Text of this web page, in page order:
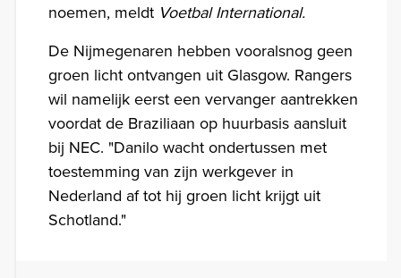
noemen, meldt Voetbal International.
De Nijmegenaren hebben vooralsnog geen
groen licht ontvangen uit Glasgow. Rangers
wil namelijk eerst een vervanger aantrekken
voordat de Braziliaan op huurbasis aansluit
bij NEC. "Danilo wacht ondertussen met
toestemming van zijn werkgever in
Nederland af tot hij groen licht krijgt uit
Schotland."